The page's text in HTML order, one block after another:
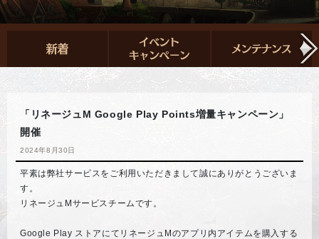
「リネージュM Google Play Points増量キャンペーン」
開催
2024年8月30日
平素は弊社サービスをご利用いただきまして誠にありがとうございま
す。
リネージュMサービスチームです。
Google Play ストアにてリネージュMのアプリ内アイテムを購入する